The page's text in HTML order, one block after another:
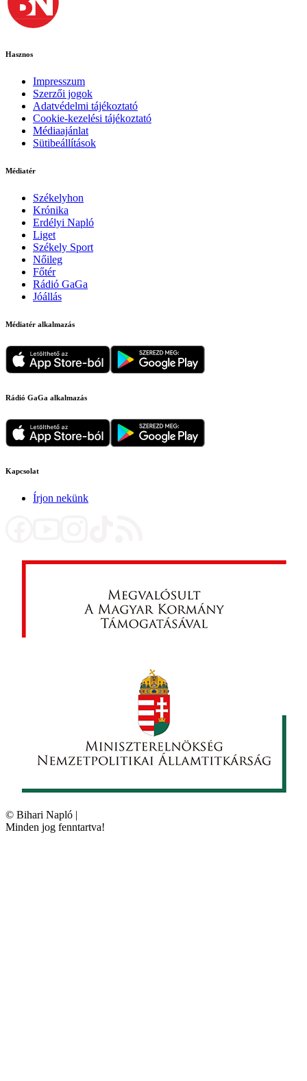
Hasznos
Impresszum
Szerzői jogok
Adatvédelmi tájékoztató
Cookie-kezelési tájékoztató
Médiaajánlat
Sütibeállítások
Médiatér
Székelyhon
Krónika
Erdélyi Napló
Liget
Székely Sport
Nőileg
Főtér
Rádió GaGa
Jóállás
Médiatér alkalmazás
Rádió GaGa alkalmazás
Kapcsolat
Írjon nekünk
© Bihari Napló |
Minden jog fenntartva!